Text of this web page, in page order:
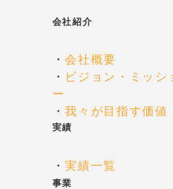
会社紹介
・会社概要
・ ビジョン・ミッシ
ー
・我々が目指す価値
実績
・実績一覧
事業